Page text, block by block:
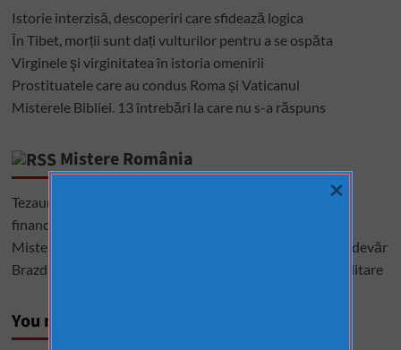
Istorie interzisă, descoperiri care sfidează logica
În Tibet, morții sunt dați vulturilor pentru a se ospăta
Virginele şi virginitatea în istoria omenirii
Prostituatele care au condus Roma și Vaticanul
Misterele Bibliei. 13 întrebări la care nu s-a răspuns
Mistere România
Tezaurul României de la Moscova – cel mai mare mister
financiar din istoria României
Misterele lui Ștefan cel Mare – între istorie, legendă și adevăr
Brazda lui Novac, una dintre cele mai mari construcții militare
You may have missed
×